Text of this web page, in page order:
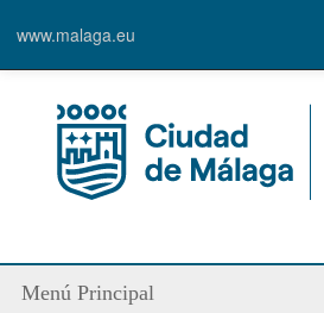
www.malaga.eu
Menú Principal